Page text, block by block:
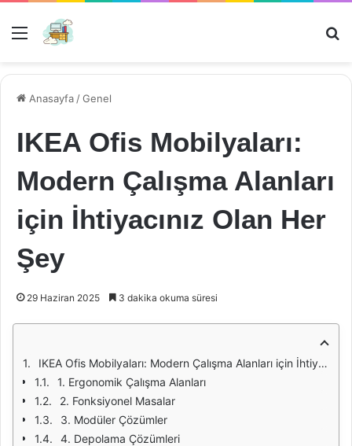
Menü
Anasayfa /Genel
IKEA Ofis Mobilyaları:
Modern Çalışma Alanları
için İhtiyacınız Olan Her
Şey
29 Haziran 2025 3 dakika okuma süresi
IKEA Ofis Mobilyaları: Modern Çalışma Alanları için İhtiyacınız Olan Her Şey
1. Ergonomik Çalışma Alanları
2. Fonksiyonel Masalar
3. Modüler Çözümler
4. Depolama Çözümleri